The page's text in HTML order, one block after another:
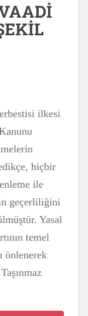
ilkesi
hiçbir
ile
geçerliliğini
Yasal
temel
önlenerek